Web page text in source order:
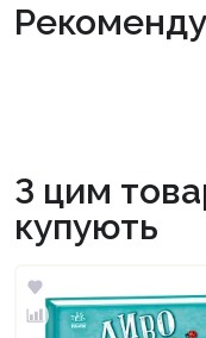
З цим
купують